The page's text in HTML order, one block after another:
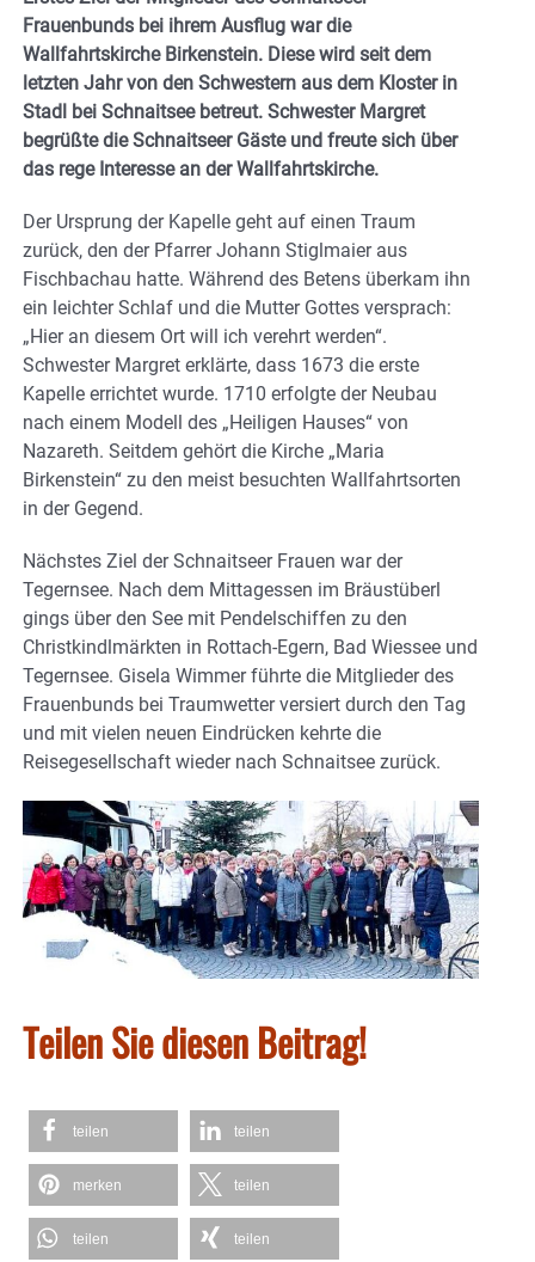
Frauenbunds bei ihrem Ausflug war die
Wallfahrtskirche Birkenstein. Diese wird seit dem
letzten Jahr von den Schwestern aus dem Kloster in
Stadl bei Schnaitsee betreut. Schwester Margret
begrüßte die Schnaitseer Gäste und freute sich über
das rege Interesse an der Wallfahrtskirche.
Der Ursprung der Kapelle geht auf einen Traum
zurück, den der Pfarrer Johann Stiglmaier aus
Fischbachau hatte. Während des Betens überkam ihn
ein leichter Schlaf und die Mutter Gottes versprach:
„Hier an diesem Ort will ich verehrt werden“.
Schwester Margret erklärte, dass 1673 die erste
Kapelle errichtet wurde. 1710 erfolgte der Neubau
nach einem Modell des „Heiligen Hauses“ von
Nazareth. Seitdem gehört die Kirche „Maria
Birkenstein“ zu den meist besuchten Wallfahrtsorten
in der Gegend.
Nächstes Ziel der Schnaitseer Frauen war der
Tegernsee. Nach dem Mittagessen im Bräustüberl
gings über den See mit Pendelschiffen zu den
Christkindlmärkten in Rottach-Egern, Bad Wiessee und
Tegernsee. Gisela Wimmer führte die Mitglieder des
Frauenbunds bei Traumwetter versiert durch den Tag
und mit vielen neuen Eindrücken kehrte die
Reisegesellschaft wieder nach Schnaitsee zurück.
Teilen Sie diesen Beitrag!
teilen teilen
merken teilen
teilen teilen